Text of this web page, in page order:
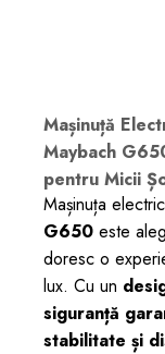
Mașinuță
Maybach
pentru Micii
Mașinuța
G650 este
doresc o
lux. Cu un
siguranță
stabilitate și